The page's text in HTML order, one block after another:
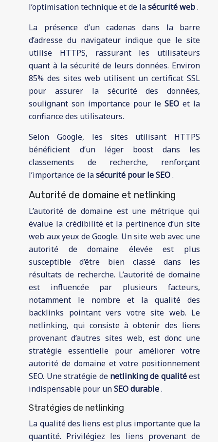
l’optimisation technique et de lasécurité web.
La présence d’un cadenas dans la barre
d’adresse du navigateur indique que le site
utilise HTTPS, rassurant les utilisateurs
quant à la sécurité de leurs données. Environ
85% des sites web utilisent un certificat SSL
pour assurer la sécurité des données,
soulignant son importance pour leSEOet la
confiance des utilisateurs.
Selon Google, les sites utilisant HTTPS
bénéficient d’un léger boost dans les
classements de recherche, renforçant
l’importance de lasécurité pour le SEO.
Autorité de domaine et netlinking
L’autorité de domaine est une métrique qui
évalue la crédibilité et la pertinence d’un site
web aux yeux de Google. Un site web avec une
autorité de domaine élevée est plus
susceptible d’être bien classé dans les
résultats de recherche. L’autorité de domaine
est influencée par plusieurs facteurs,
notamment le nombre et la qualité des
backlinks pointant vers votre site web. Le
netlinking, qui consiste à obtenir des liens
provenant d’autres sites web, est donc une
stratégie essentielle pour améliorer votre
autorité de domaine et votre positionnement
SEO. Une stratégie de netlinking de qualitéest
indispensable pour unSEO durable.
Stratégies de netlinking
La qualité des liens est plus importante que la
quantité. Privilégiez les liens provenant de